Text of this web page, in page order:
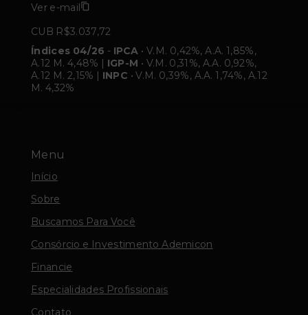
Menu
Início
Sobre
Buscamos Para Você
Consórcio e Investimento Ademicon
Financie
Especialidades Profissionais
Contato
Ver e-mail
CUB R$3.037,72
Índices 04/26 - IPCA • V.M. 0,42%, A.A. 1,85%,
A.12 M. 4,48% | IGP-M • V.M. 0,31%, A.A. 0,92%,
A.12 M. 2,15% | INPC • V.M. 0,39%, A.A. 1,74%, A.12
M. 4,32%